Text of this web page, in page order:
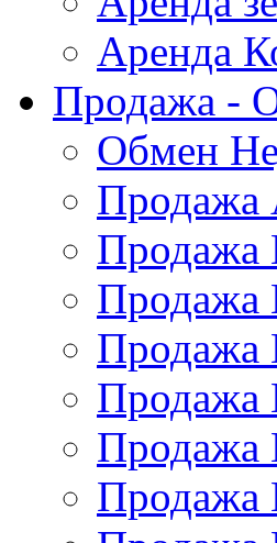
Аренда
Продажа -
Обмен
Продажа
Продажа
Продажа
Продажа
Продажа
Продажа
Продажа